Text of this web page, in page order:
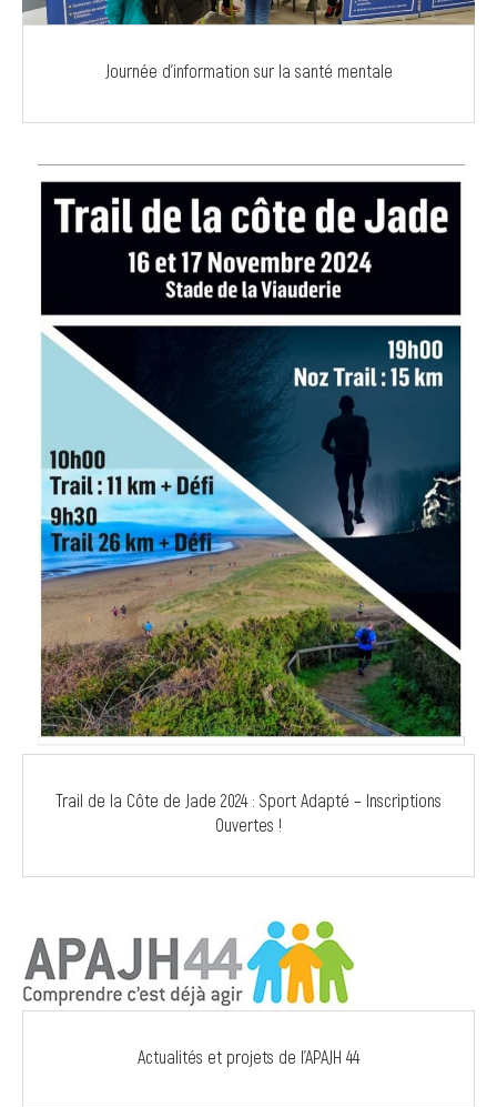
Journée d’information sur la santé mentale
Trail de la Côte de Jade 2024 : Sport Adapté – Inscriptions
Ouvertes !
Actualités et projets de l’APAJH 44